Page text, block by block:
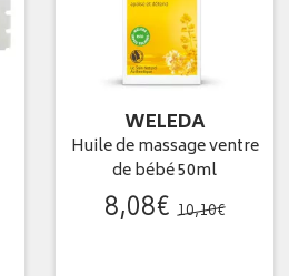
WELEDA
Huile de massage ventre
de bébé 50ml
8,08€ 10,10€